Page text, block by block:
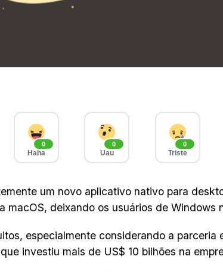
0
Haha
0
Uau
0
Triste
um novo aplicativo nativo para
macOS, deixando os usuários de Windows
especialmente considerando a parceria
investiu mais de US$ 10 bilhões na